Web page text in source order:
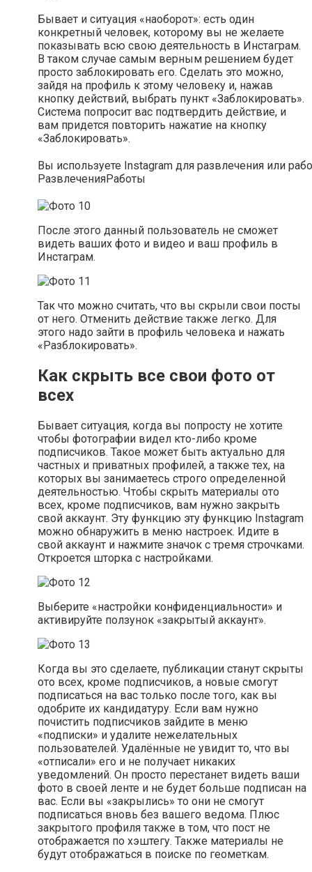
Бывает и ситуация «наоборот»: есть один
конкретный человек, которому вы не желаете
показывать всю свою деятельность в Инстаграм.
В таком случае самым верным решением будет
просто заблокировать его. Сделать это можно,
зайдя на профиль к этому человеку и, нажав
кнопку действий, выбрать пункт «Заблокировать».
Система попросит вас подтвердить действие, и
вам придется повторить нажатие на кнопку
«Заблокировать».
Вы используете Instagram для развлечения или
РазвлеченияРаботы
После этого данный пользователь не сможет
видеть ваших фото и видео и ваш профиль в
Инстаграм.
Так что можно считать, что вы скрыли свои посты
от него. Отменить действие также легко. Для
этого надо зайти в профиль человека и нажать
«Разблокировать».
Как скрыть все свои фото от
всех
Бывает ситуация, когда вы попросту не хотите
чтобы фотографии видел кто-либо кроме
подписчиков. Такое может быть актуально для
частных и приватных профилей, а также тех, на
которых вы занимаетесь строго определенной
деятельностью. Чтобы скрыть материалы ото
всех, кроме подписчиков, вам нужно закрыть
свой аккаунт. Эту функцию эту функцию Instagram
можно обнаружить в меню настроек. Идите в
свой аккаунт и нажмите значок с тремя строчками.
Откроется шторка с настройками.
Выберите «настройки конфиденциальности» и
активируйте ползунок «закрытый аккаунт».
Когда вы это сделаете, публикации станут скрыты
ото всех, кроме подписчиков, а новые смогут
подписаться на вас только после того, как вы
одобрите их кандидатуру. Если вам нужно
почистить подписчиков зайдите в меню
«подписки» и удалите нежелательных
пользователей. Удалённые не увидит то, что вы
«отписали» его и не получает никаких
уведомлений. Он просто перестанет видеть ваши
фото в своей ленте и не будет больше подписан на
вас. Если вы «закрылись» то они не смогут
подписаться вновь без вашего ведома. Плюс
закрытого профиля также в том, что пост не
отображается по хэштегу. Также материалы не
будут отображаться в поиске по геометкам.